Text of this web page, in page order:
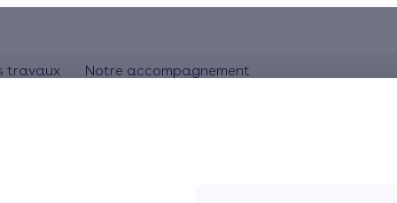
travaux Notre accompagnement